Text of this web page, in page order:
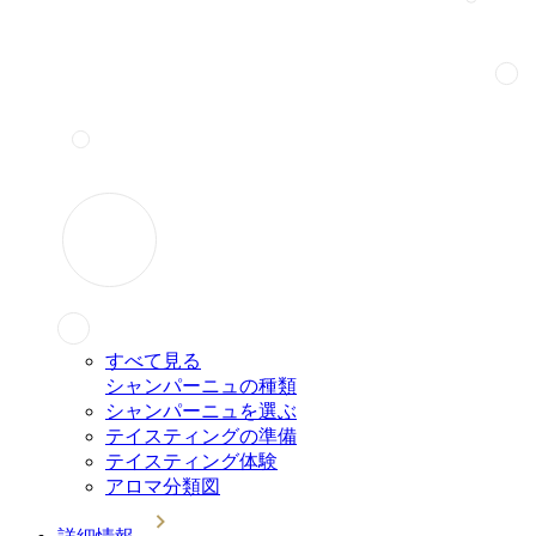
すべて見る
シャンパーニュの種類
シャンパーニュを選ぶ
テイスティングの準備
テイスティング体験
アロマ分類図